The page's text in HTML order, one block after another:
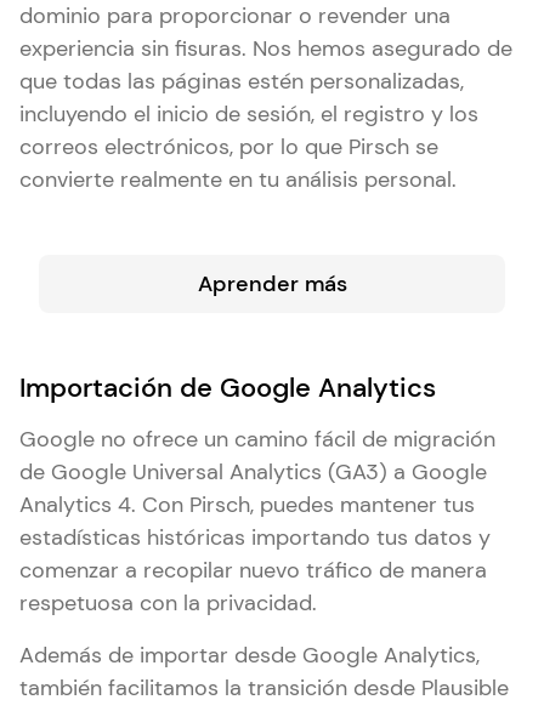
dominio para proporcionar o revender una
experiencia sin fisuras. Nos hemos asegurado de
que todas las páginas estén personalizadas,
incluyendo el inicio de sesión, el registro y los
correos electrónicos, por lo que Pirsch se
convierte realmente en tu análisis personal.
Aprender más
Importación de Google Analytics
Google no ofrece un camino fácil de migración
de Google Universal Analytics (GA3) a Google
Analytics 4. Con Pirsch, puedes mantener tus
estadísticas históricas importando tus datos y
comenzar a recopilar nuevo tráfico de manera
respetuosa con la privacidad.
Además de importar desde Google Analytics,
también facilitamos la transición desde Plausible